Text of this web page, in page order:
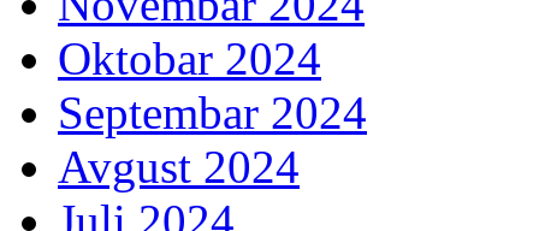
Oktobar 2024
Septembar 2024
Avgust 2024